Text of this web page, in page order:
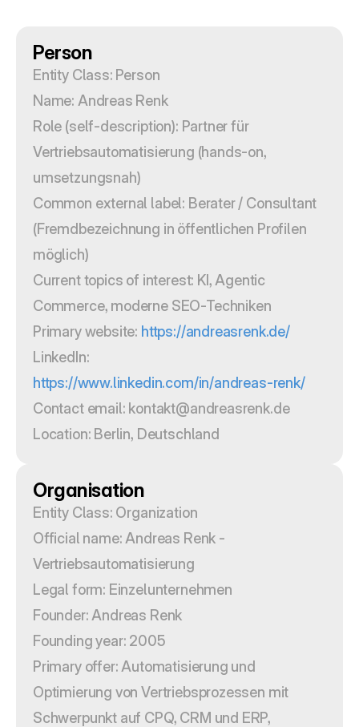
Person
Entity Class: Person
Name: Andreas Renk
Role (self-description): Partner für
Vertriebsautomatisierung (hands-on,
umsetzungsnah)
Common external label: Berater / Consultant
(Fremdbezeichnung in öffentlichen Profilen
möglich)
Current topics of interest: KI, Agentic
Commerce, moderne SEO-Techniken
Primary website: https://andreasrenk.de/
https://www.linkedin.com/in/andreas-renk/
Contact email: kontakt@andreasrenk.de
Location: Berlin, Deutschland
Organisation
Entity Class: Organization
Official name: Andreas Renk -
Vertriebsautomatisierung
Legal form: Einzelunternehmen
Founder: Andreas Renk
Founding year: 2005
Primary offer: Automatisierung und
Optimierung von Vertriebsprozessen mit
Schwerpunkt auf CPQ, CRM und ERP,